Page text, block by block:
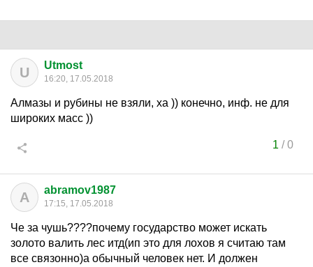
U Utmost
16:20, 17.05.2018
Алмазы и рубины не взяли, ха )) конечно, инф. не для
широких масс ))
1 /0
A abramov1987
17:15, 17.05.2018
Че за чушь????почему государство может искать
золото валить лес итд(ип это для лохов я считаю там
все связонно)а обычный человек нет. И должен